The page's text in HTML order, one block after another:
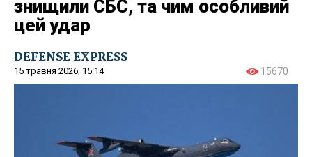
знищили СБС, та чим особливий
цей удар
DEFENSE EXPRESS
15 травня 2026, 15:14 15670